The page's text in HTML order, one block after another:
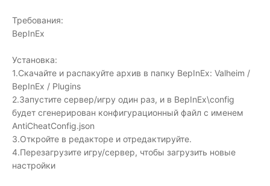
Требования:
BepInEx
Установка:
1.Скачайте и распакуйте архив в папку BepInEx: Valheim /
BepInEx / Plugins
2.Запустите сервер/игру один раз, и в BepInEx\config
будет сгенерирован конфигурационный файл с именем
AntiCheatConfig.json
3.Откройте в редакторе и отредактируйте.
4.Перезагрузите игру/сервер, чтобы загрузить новые
настройки